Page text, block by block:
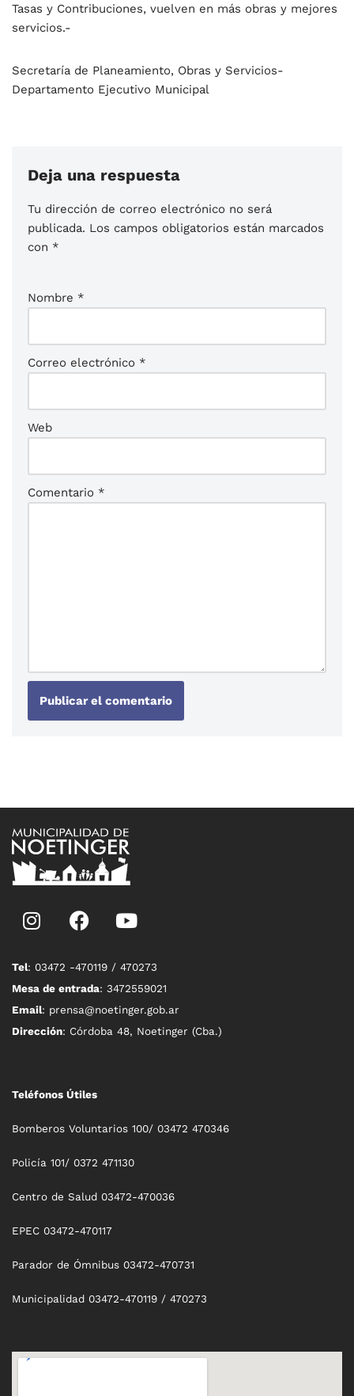
Tasas y Contribuciones, vuelven en más obras y mejores
servicios.-
Secretaría de Planeamiento, Obras y Servicios-
Departamento Ejecutivo Municipal
Deja una respuesta
Tu dirección de correo electrónico no será
publicada. Los campos obligatorios están marcados
con *
Nombre *
Correo electrónico *
Web
Comentario *
Tel: 03472 -470119 / 470273
Mesa de entrada: 3472559021
Email: prensa@noetinger.gob.ar
Dirección: Córdoba 48, Noetinger (Cba.)
Teléfonos Útiles
Bomberos Voluntarios 100/ 03472 470346
Policía 101/ 0372 471130
Centro de Salud 03472-470036
EPEC 03472-470117
Parador de Ómnibus 03472-470731
Municipalidad 03472-470119 / 470273